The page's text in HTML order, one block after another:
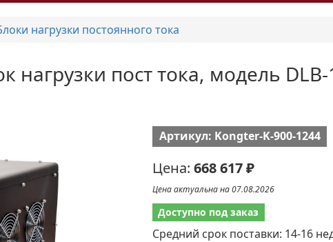
нагрузки постоянного тока
нагрузки пост тока, модель
Артикул: Kongter-K-900-1244
Цена: 668 617 ₽
Цена актуальна на 07.08.2026
Доступно под заказ
Средний срок поставки: 14-16